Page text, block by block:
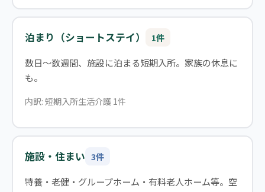
泊まり（ショートステイ） 1件
数日〜数週間、施設に泊まる短期入所。家族の休息に
も。
内訳: 短期入所生活介護 1件
施設・住まい 3件
特養・老健・グループホーム・有料老人ホーム等。空